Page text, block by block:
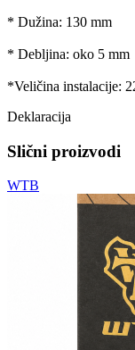
* Dužina: 130 mm
* Debljina: oko 5 mm
*Veličina instalacije:
Deklaracija
Slični proizvodi
WTB